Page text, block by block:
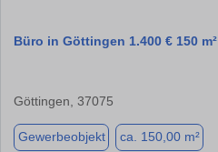
Büro in Göttingen 1.400 € 150 m²
Göttingen, 37075
Gewerbeobjekt ca. 150,00 m²